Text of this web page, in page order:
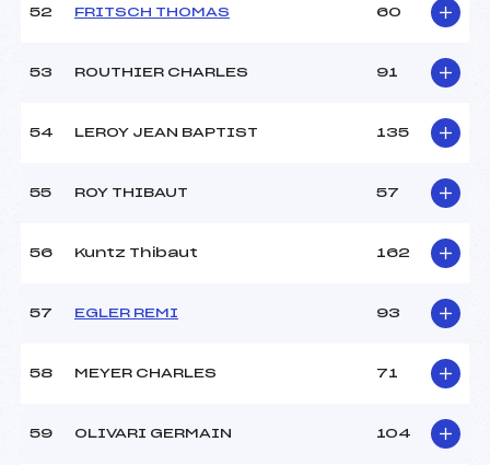
52 FRITSCH THOMAS 60
53 ROUTHIER CHARLES 91
54 LEROY JEAN BAPTIST 135
55 ROY THIBAUT 57
56 Kuntz Thibaut 162
57 EGLER REMI 93
58 MEYER CHARLES 71
59 OLIVARI GERMAIN 104